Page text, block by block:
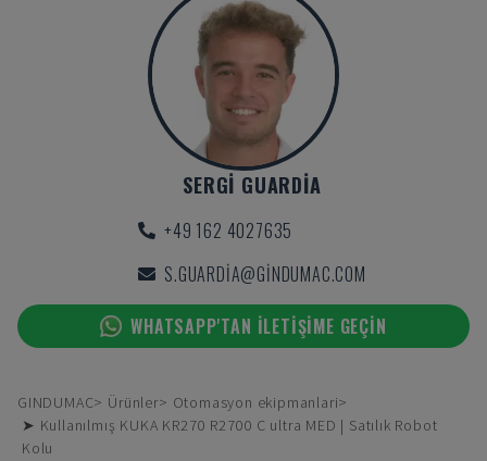
SERGI GUARDIA
+49 162 4027635
S.GUARDIA@GINDUMAC.COM
WHATSAPP'TAN ILETIŞIME GEÇIN
GINDUMAC Ürünler
Otomasyon ekipmanlari
➤ Kullanılmış KUKA KR270 R2700 C ultra MED | Satılık Robot
Kolu